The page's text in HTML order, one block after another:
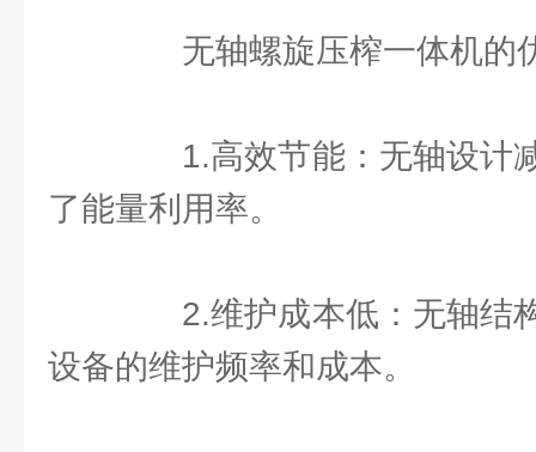
无轴螺旋压榨一体机的
1.高效节能：无轴设计
了能量利用率。
2.维护成本低：无轴结
设备的维护频率和成本。